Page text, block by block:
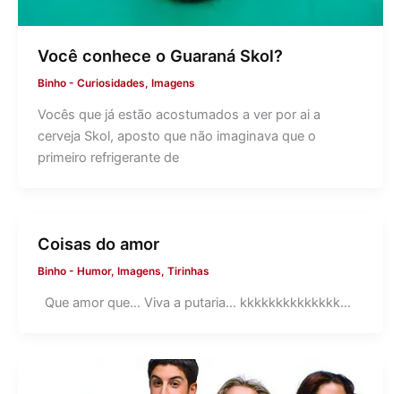
Você conhece o Guaraná Skol?
Binho - Curiosidades, Imagens
Vocês que já estão acostumados a ver por ai a
cerveja Skol, aposto que não imaginava que o
primeiro refrigerante de
Coisas do amor
Binho - Humor, Imagens, Tirinhas
Que amor que… Viva a putaria… kkkkkkkkkkkkkk…